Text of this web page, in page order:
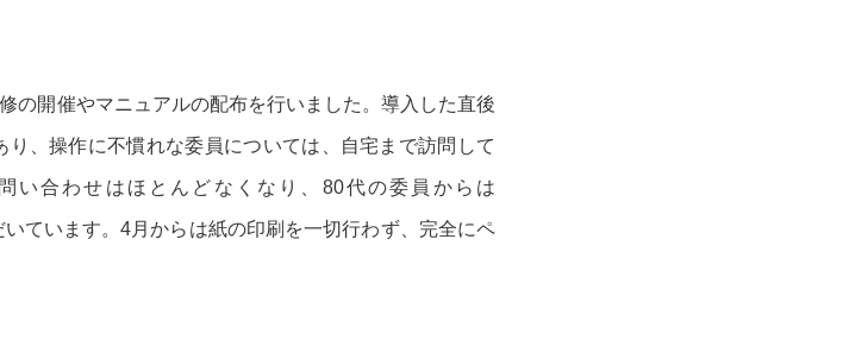
の開催やマニュアルの配布を行いました。導入した直後
、操作に不慣れな委員については、自宅まで訪問して
い合わせはほとんどなくなり、80代の委員からは
ています。4月からは紙の印刷を一切行わず、完全にペ